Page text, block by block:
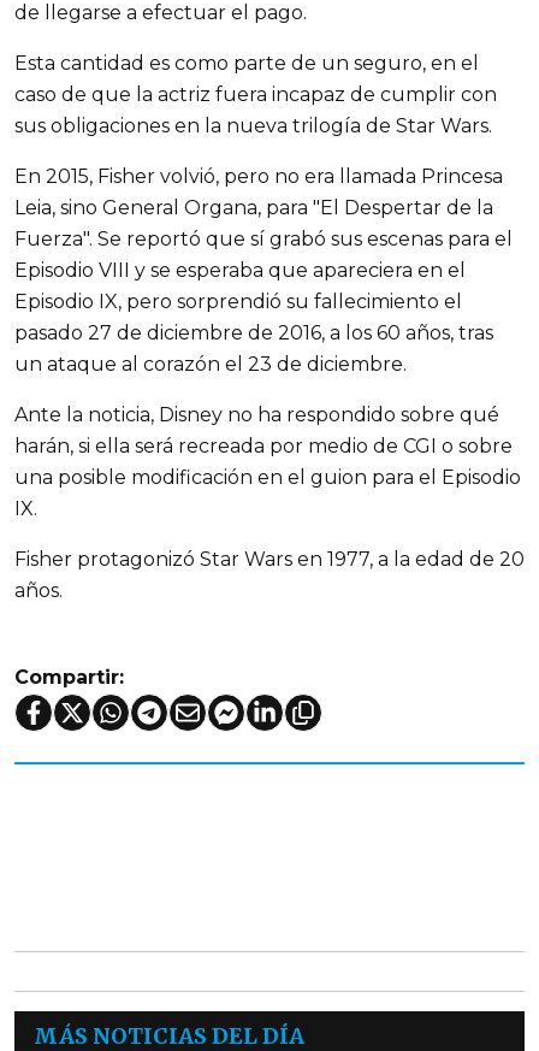
de llegarse a efectuar el pago.
Esta cantidad es como parte de un seguro, en el
caso de que la actriz fuera incapaz de cumplir con
sus obligaciones en la nueva trilogía de Star Wars.
En 2015, Fisher volvió, pero no era llamada Princesa
Leia, sino General Organa, para "El Despertar de la
Fuerza". Se reportó que sí grabó sus escenas para el
Episodio VIII y se esperaba que apareciera en el
Episodio IX, pero sorprendió su fallecimiento el
pasado 27 de diciembre de 2016, a los 60 años, tras
un ataque al corazón el 23 de diciembre.
Ante la noticia, Disney no ha respondido sobre qué
harán, si ella será recreada por medio de CGI o sobre
una posible modificación en el guion para el Episodio
IX.
Fisher protagonizó Star Wars en 1977, a la edad de 20
años.
Compartir:
MÁS NOTICIAS DEL DÍA